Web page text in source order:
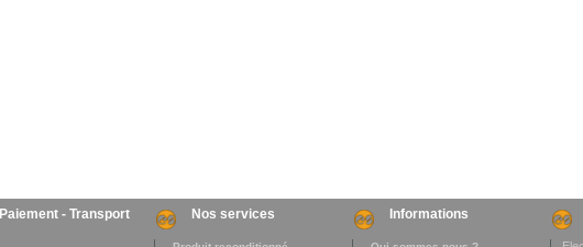
Paiement - Transport Nos services Informations